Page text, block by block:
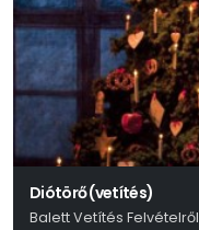
Diótörő (vetítés)
Balett Vetítés Felvételről